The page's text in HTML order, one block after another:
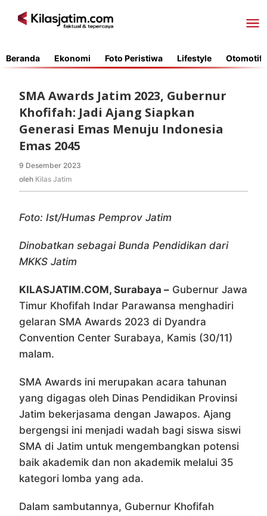
Beranda Ekonomi Foto Peristiwa Lifestyle Otomotif
SMA Awards Jatim 2023, Gubernur
Khofifah: Jadi Ajang Siapkan
Generasi Emas Menuju Indonesia
Emas 2045
9 Desember 2023
oleh Kilas Jatim
Foto: Ist/Humas Pemprov Jatim
Dinobatkan sebagai Bunda Pendidikan dari
MKKS Jatim
KILASJATIM.COM, Surabaya – Gubernur Jawa
Timur Khofifah Indar Parawansa menghadiri
gelaran SMA Awards 2023 di Dyandra
Convention Center Surabaya, Kamis (30/11)
malam.
SMA Awards ini merupakan acara tahunan
yang digagas oleh Dinas Pendidikan Provinsi
Jatim bekerjasama dengan Jawapos. Ajang
bergengsi ini menjadi wadah bagi siswa siswi
SMA di Jatim untuk mengembangkan potensi
baik akademik dan non akademik melalui 35
kategori lomba yang ada.
Dalam sambutannya, Gubernur Khofifah